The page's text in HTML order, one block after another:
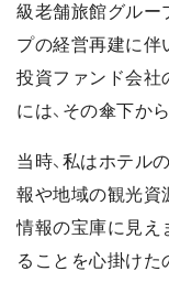
級老舗旅館グルー
プの経営再建に伴
投資ファンド会社
には、その傘下か
当時、私はホテル
報や地域の観光資
情報の宝庫に見え
ることを心掛けた